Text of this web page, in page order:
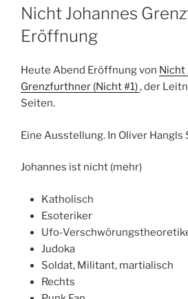
ON
Nicht Johannes
Eröffnung
Heute Abend Eröffnung von Nicht
Grenzfurthner (Nicht #1), der
Seiten.
Eine Ausstellung. In Oliver Hangls
Johannes ist nicht (mehr)
Katholisch
Esoteriker
Ufo-
Judoka
Soldat, Militant, martialisch
Rechts